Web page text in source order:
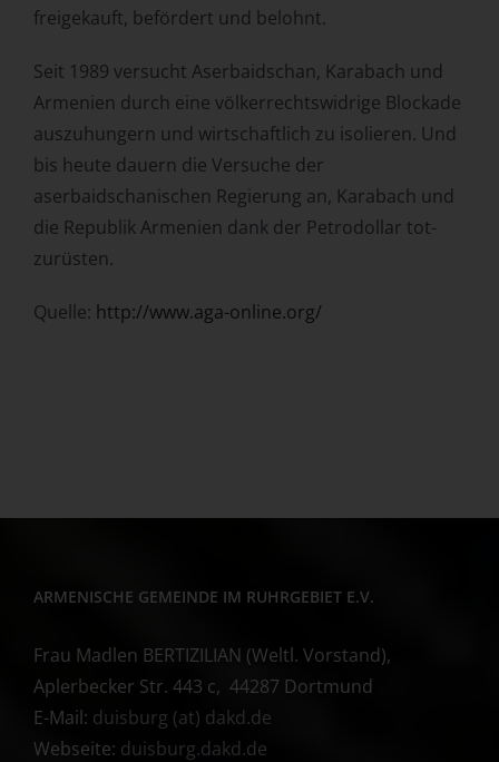
freigekauft, befördert und belohnt.
Seit 1989 versucht Aserbaidschan, Karabach und
Armenien durch eine völkerrechtswidrige Blockade
auszuhungern und wirtschaftlich zu isolieren. Und
bis heute dauern die Versuche der
aserbaidschanischen Regierung an, Karabach und
die Republik Armenien dank der Petrodollar tot-
zurüsten.
Quelle: http://www.aga-online.org/
ARMENISCHE GEMEINDE IM RUHRGEBIET E.V.
Frau Madlen BERTIZILIAN (Weltl. Vorstand),
Aplerbecker Str. 443 c, 44287 Dortmund
E-Mail: duisburg (at) dakd.de
Webseite: duisburg.dakd.de